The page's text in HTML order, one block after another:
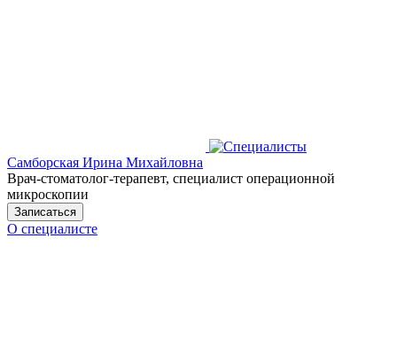
Самборская Ирина Михайловна
Врач-стоматолог-терапевт, специалист операционной
микроскопии
Записаться
О специалисте